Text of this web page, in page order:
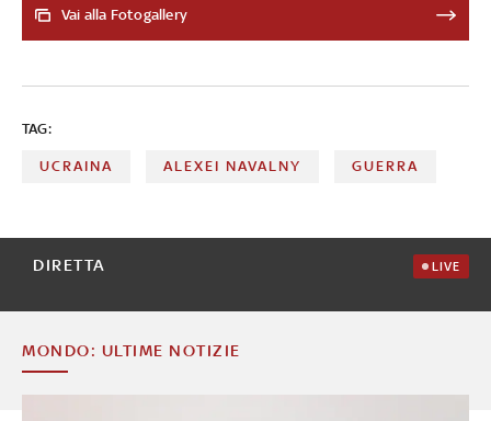
russo Alexei Navalny, morto nella colonia penale a
1998, poi il matrimonio e i figli. 'Continuerò a lottare per il
Vai alla Fotogallery
TAG:
UCRAINA ALEXEI NAVALNY GUERRA
DIRETTA LIVE
MONDO: ULTIME NOTIZIE